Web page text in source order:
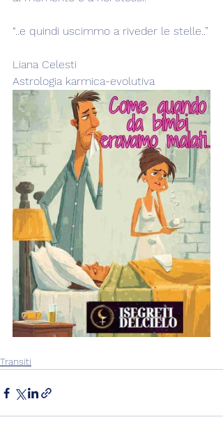
“..e quindi uscimmo a riveder le stelle..”
Liana Celesti
Astrologia karmica-evolutiva
Transiti